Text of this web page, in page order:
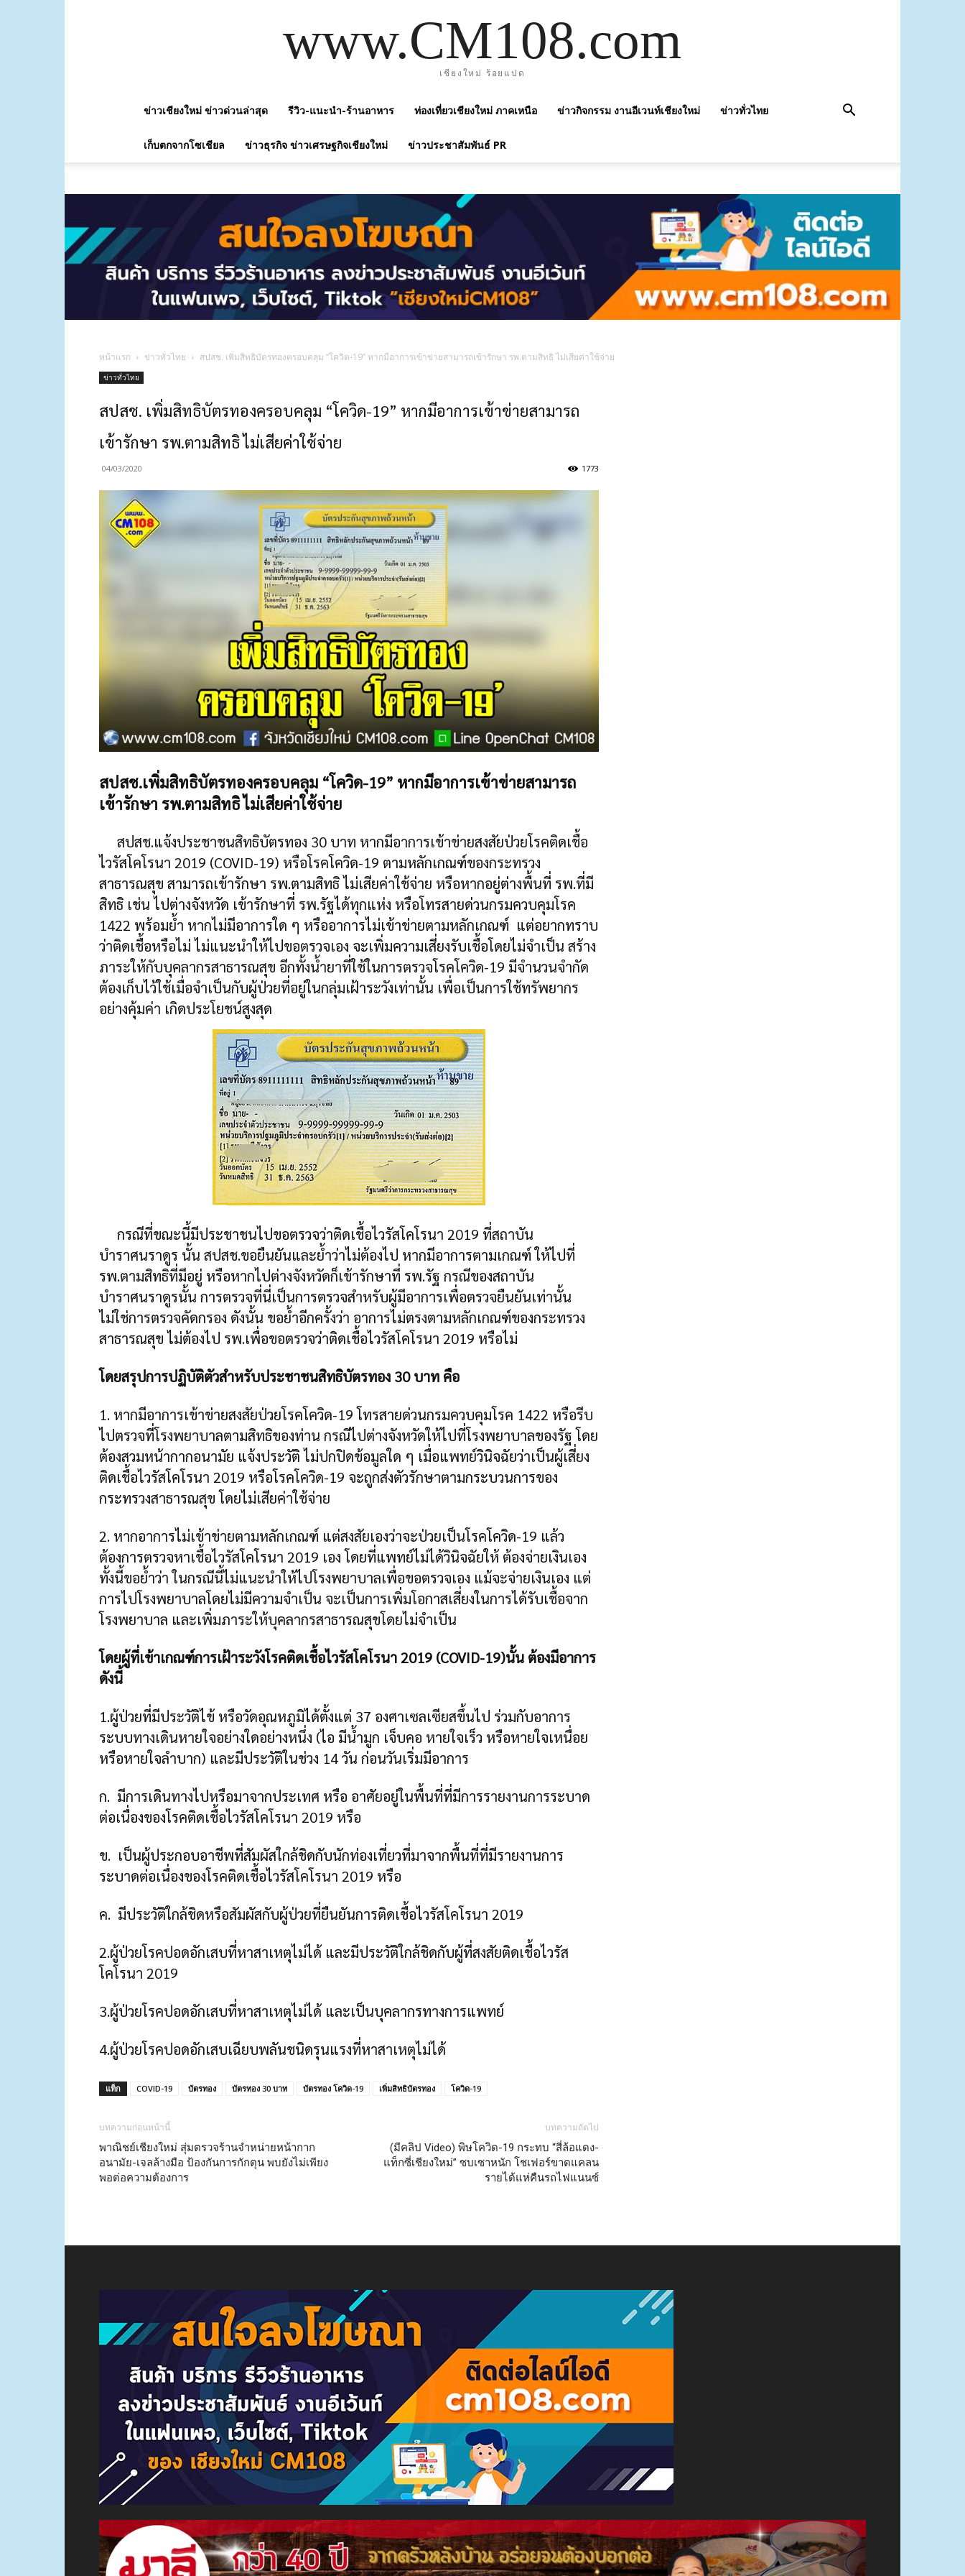
www.CM108.com
เชียงใหม่ ร้อยแปด
ข่าวเชียงใหม่ ข่าวด่วนล่าสุด รีวิว-แนะนำ-ร้านอาหาร ท่องเที่ยวเชียงใหม่ ภาคเหนือ ข่าวกิจกรรม งานอีเวนท์เชียงใหม่ ข่าวทั่วไทย
เก็บตกจากโซเชียล ข่าวธุรกิจ ข่าวเศรษฐกิจเชียงใหม่ ข่าวประชาสัมพันธ์ PR
หน้าแรก ข่าวทั่วไทย สปสช. เพิ่มสิทธิบัตรทองครอบคลุม “โควิด-19” หากมีอาการเข้าข่ายสามารถเข้ารักษา รพ.ตามสิทธิ ไม่เสียค่าใช้จ่าย
ข่าวทั่วไทย
สปสช. เพิ่มสิทธิบัตรทองครอบคลุม “โควิด-19” หากมีอาการเข้าข่ายสามารถ
เข้ารักษา รพ.ตามสิทธิ ไม่เสียค่าใช้จ่าย
04/03/2020 1773
สปสช.เพิ่มสิทธิบัตรทองครอบคลุม “โควิด-19” หากมีอาการเข้าข่ายสามารถ
เข้ารักษา รพ.ตามสิทธิ ไม่เสียค่าใช้จ่าย
สปสช.แจ้งประชาชนสิทธิบัตรทอง 30 บาท หากมีอาการเข้าข่ายสงสัยป่วยโรคติดเชื้อ
ไวรัสโคโรนา 2019 (COVID-19) หรือโรคโควิด-19 ตามหลักเกณฑ์ของกระทรวง
สาธารณสุข สามารถเข้ารักษา รพ.ตามสิทธิ ไม่เสียค่าใช้จ่าย หรือหากอยู่ต่างพื้นที่ รพ.ที่มี
สิทธิ เช่น ไปต่างจังหวัด เข้ารักษาที่ รพ.รัฐได้ทุกแห่ง หรือโทรสายด่วนกรมควบคุมโรค
1422 พร้อมย้ำ หากไม่มีอาการใด ๆ หรืออาการไม่เข้าข่ายตามหลักเกณฑ์ แต่อยากทราบ
ว่าติดเชื้อหรือไม่ ไม่แนะนำให้ไปขอตรวจเอง จะเพิ่มความเสี่ยงรับเชื้อโดยไม่จำเป็น สร้าง
ภาระให้กับบุคลากรสาธารณสุข อีกทั้งน้ำยาที่ใช้ในการตรวจโรคโควิด-19 มีจำนวนจำกัด
ต้องเก็บไว้ใช้เมื่อจำเป็นกับผู้ป่วยที่อยู่ในกลุ่มเฝ้าระวังเท่านั้น เพื่อเป็นการใช้ทรัพยากร
อย่างคุ้มค่า เกิดประโยชน์สูงสุด
กรณีที่ขณะนี้มีประชาชนไปขอตรวจว่าติดเชื้อไวรัสโคโรนา 2019 ที่สถาบัน
บำราศนราดูร นั้น สปสช.ขอยืนยันและย้ำว่าไม่ต้องไป หากมีอาการตามเกณฑ์ ให้ไปที่
รพ.ตามสิทธิที่มีอยู่ หรือหากไปต่างจังหวัดก็เข้ารักษาที่ รพ.รัฐ กรณีของสถาบัน
บำราศนราดูรนั้น การตรวจที่นี่เป็นการตรวจสำหรับผู้มีอาการเพื่อตรวจยืนยันเท่านั้น
ไม่ใช่การตรวจคัดกรอง ดังนั้น ขอย้ำอีกครั้งว่า อาการไม่ตรงตามหลักเกณฑ์ของกระทรวง
สาธารณสุข ไม่ต้องไป รพ.เพื่อขอตรวจว่าติดเชื้อไวรัสโคโรนา 2019 หรือไม่
โดยสรุปการปฏิบัติตัวสำหรับประชาชนสิทธิบัตรทอง 30 บาท คือ
1. หากมีอาการเข้าข่ายสงสัยป่วยโรคโควิด-19 โทรสายด่วนกรมควบคุมโรค 1422 หรือรีบ
ไปตรวจที่โรงพยาบาลตามสิทธิของท่าน กรณีไปต่างจังหวัดให้ไปที่โรงพยาบาลของรัฐ โดย
ต้องสวมหน้ากากอนามัย แจ้งประวัติ ไม่ปกปิดข้อมูลใด ๆ เมื่อแพทย์วินิจฉัยว่าเป็นผู้เสี่ยง
ติดเชื้อไวรัสโคโรนา 2019 หรือโรคโควิด-19 จะถูกส่งตัวรักษาตามกระบวนการของ
กระทรวงสาธารณสุข โดยไม่เสียค่าใช้จ่าย
2. หากอาการไม่เข้าข่ายตามหลักเกณฑ์ แต่สงสัยเองว่าจะป่วยเป็นโรคโควิด-19 แล้ว
ต้องการตรวจหาเชื้อไวรัสโคโรนา 2019 เอง โดยที่แพทย์ไม่ได้วินิจฉัยให้ ต้องจ่ายเงินเอง
ทั้งนี้ขอย้ำว่า ในกรณีนี้ไม่แนะนำให้ไปโรงพยาบาลเพื่อขอตรวจเอง แม้จะจ่ายเงินเอง แต่
การไปโรงพยาบาลโดยไม่มีความจำเป็น จะเป็นการเพิ่มโอกาสเสี่ยงในการได้รับเชื้อจาก
โรงพยาบาล และเพิ่มภาระให้บุคลากรสาธารณสุขโดยไม่จำเป็น
โดยผู้ที่เข้าเกณฑ์การเฝ้าระวังโรคติดเชื้อไวรัสโคโรนา 2019 (COVID-19)นั้น ต้องมีอาการ
ดังนี้
1.ผู้ป่วยที่มีประวัติไข้ หรือวัดอุณหภูมิได้ตั้งแต่ 37 องศาเซลเซียสขึ้นไป ร่วมกับอาการ
ระบบทางเดินหายใจอย่างใดอย่างหนึ่ง (ไอ มีน้ำมูก เจ็บคอ หายใจเร็ว หรือหายใจเหนื่อย
หรือหายใจลำบาก) และมีประวัติในช่วง 14 วัน ก่อนวันเริ่มมีอาการ
ก. มีการเดินทางไปหรือมาจากประเทศ หรือ อาศัยอยู่ในพื้นที่ที่มีการรายงานการระบาด
ต่อเนื่องของโรคติดเชื้อไวรัสโคโรนา 2019 หรือ
ข. เป็นผู้ประกอบอาชีพที่สัมผัสใกล้ชิดกับนักท่องเที่ยวที่มาจากพื้นที่ที่มีรายงานการ
ระบาดต่อเนื่องของโรคติดเชื้อไวรัสโคโรนา 2019 หรือ
ค. มีประวัติใกล้ชิดหรือสัมผัสกับผู้ป่วยที่ยืนยันการติดเชื้อไวรัสโคโรนา 2019
2.ผู้ป่วยโรคปอดอักเสบที่หาสาเหตุไม่ได้ และมีประวัติใกล้ชิดกับผู้ที่สงสัยติดเชื้อไวรัส
โคโรนา 2019
3.ผู้ป่วยโรคปอดอักเสบที่หาสาเหตุไม่ได้ และเป็นบุคลากรทางการแพทย์
4.ผู้ป่วยโรคปอดอักเสบเฉียบพลันชนิดรุนแรงที่หาสาเหตุไม่ได้
แท็ก COVID-19 บัตรทอง บัตรทอง 30 บาท บัตรทอง โควิด-19 เพิ่มสิทธิบัตรทอง โควิด-19
บทความก่อนหน้านี้
พาณิชย์เชียงใหม่ สุ่มตรวจร้านจำหน่ายหน้ากาก
อนามัย-เจลล้างมือ ป้องกันการกักตุน พบยังไม่เพียง
พอต่อความต้องการ
บทความถัดไป
(มีคลิป Video) พิษโควิด-19 กระทบ “สี่ล้อแดง-
แท็กซี่เชียงใหม่” ซบเซาหนัก โชเฟอร์ขาดแคลน
รายได้แห่คืนรถไฟแนนซ์